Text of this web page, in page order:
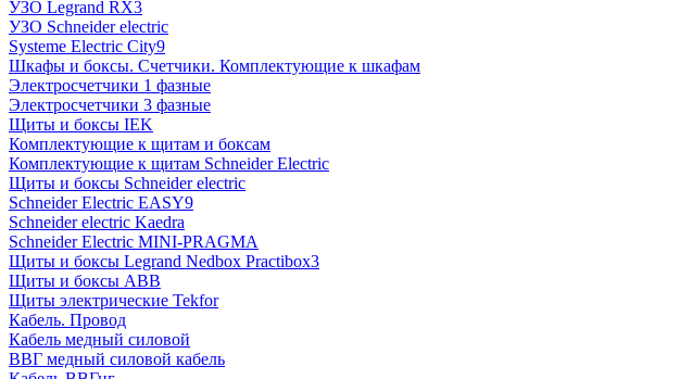
УЗО Legrand RX3
УЗО Schneider electric
Systeme Electric City9
Шкафы и боксы. Счетчики. Комплектующие к шкафам
Электросчетчики 1 фазные
Электросчетчики 3 фазные
Щиты и боксы IEK
Комплектующие к щитам и боксам
Комплектующие к щитам Schneider Electric
Щиты и боксы Schneider electric
Schneider Electric EASY9
Schneider electric Kaedra
Schneider Electric MINI-PRAGMA
Щиты и боксы Legrand Nedbox Practibox3
Щиты и боксы ABB
Щиты электрические Tekfor
Кабель. Провод
Кабель медный силовой
ВВГ медный силовой кабель